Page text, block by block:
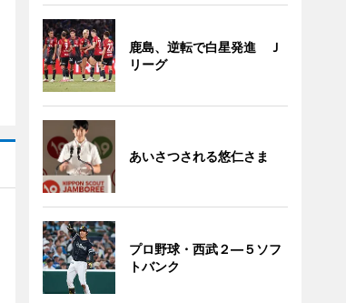
鹿島、逆転で白星発進 Ｊ
リーグ
あいさつされる悠仁さま
プロ野球・西武２―５ソフ
トバンク